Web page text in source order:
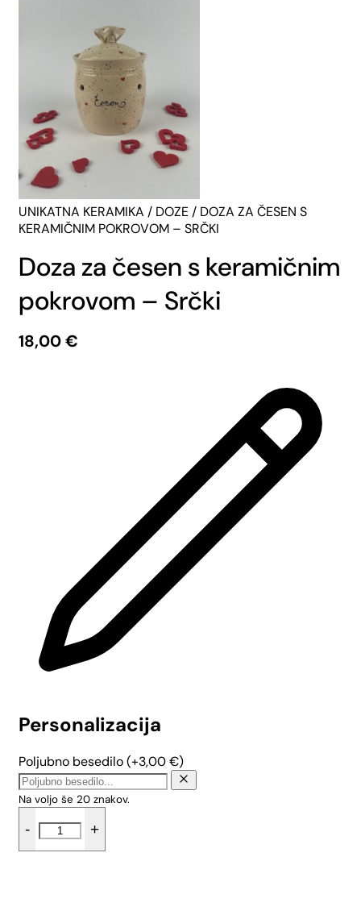
UNIKATNA KERAMIKA / DOZE / DOZA ZA ČESEN S
KERAMIČNIM POKROVOM – SRČKI
Doza za česen s keramičnim
pokrovom – Srčki
18,00€
Personalizacija
Poljubno besedilo(+3,00€)
Na voljo še 20 znakov.
-
česen
+